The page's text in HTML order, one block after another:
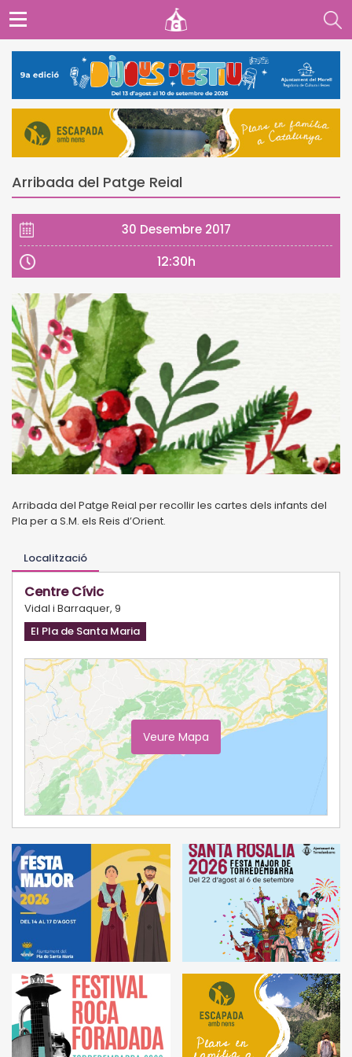
Arribada del Patge Reial
30 Desembre 2017
12:30h
Arribada del Patge Reial per recollir les cartes dels infants del
Pla per a S.M. els Reis d’Orient.
Localització
Centre Cívic
Vidal i Barraquer, 9
El Pla de Santa Maria
Veure Mapa